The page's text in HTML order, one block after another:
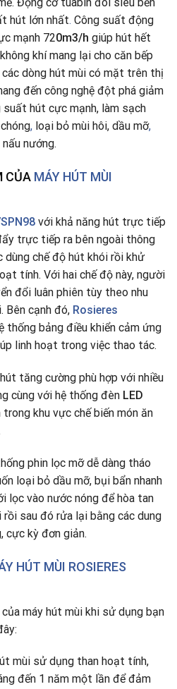
Động cơ tuabin đôi siêu bền
hút lớn nhất. Công suất động
mạnh 720m3/h giúp hút hết
khí mang lại cho căn bếp
dòng hút mùi có mặt trên thị
đến công nghệ đột phá giảm
hút cực mạnh, làm sạch
, loại bỏ mùi hôi, dầu mỡ,
nướng.
CỦA MÁY HÚT MÙI
với khả năng hút trực tiếp
trực tiếp ra bên ngoài thông
chế độ hút khói rồi khử
tính. Với hai chế độ này, người
đổi luân phiên tùy theo nhu
Bên cạnh đó, Rosieres
thống bảng điều khiển cảm ứng
linh hoạt trong việc thao tác.
tăng cường phù hợp với nhiều
cùng với hệ thống đèn LED
khu vực chế biến món ăn
phin lọc mỡ dễ dàng tháo
loại bỏ dầu mỡ, bụi bẩn nhanh
lọc vào nước nóng để hòa tan
sau đó rửa lại bằng các dung
cực kỳ đơn giản.
HÚT MÙI ROSIERES
máy hút mùi khi sử dụng bạn
mùi sử dụng than hoạt tính,
đến 1 năm một lần để đảm